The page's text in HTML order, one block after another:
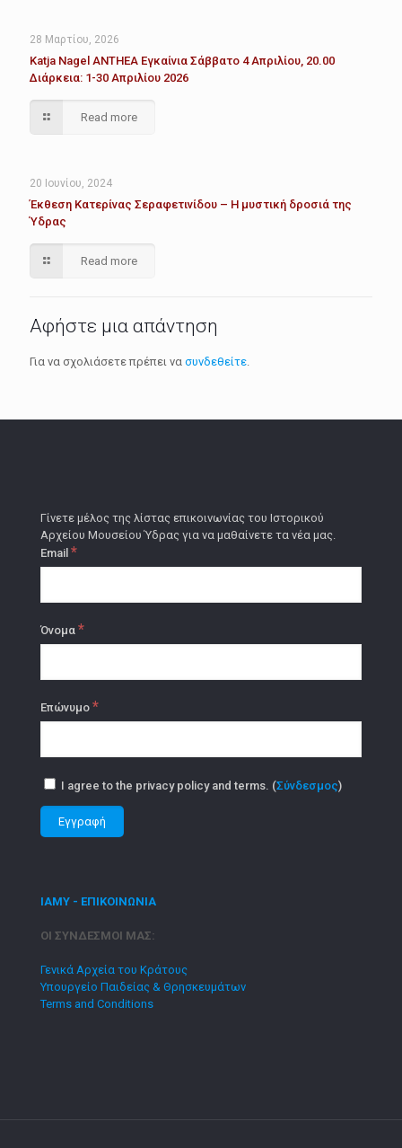
28 Μαρτίου, 2026
Katja Nagel ANTHEA Εγκαίνια Σάββατο 4 Απριλίου, 20.00
Διάρκεια: 1-30 Απριλίου 2026
Read more
20 Ιουνίου, 2024
Έκθεση Κατερίνας Σεραφετινίδου – Η μυστική δροσιά της
Ύδρας
Read more
Αφήστε μια απάντηση
Για να σχολιάσετε πρέπει να συνδεθείτε.
Γίνετε μέλος της λίστας επικοινωνίας του Ιστορικού
Αρχείου Μουσείου Ύδρας για να μαθαίνετε τα νέα μας.
Email *
Όνομα *
Επώνυμο *
I agree to the privacy policy and terms. (Σύνδεσμος)
ΙΑΜΥ - ΕΠΙΚΟΙΝΩΝΙΑ
ΟΙ ΣΥΝΔΕΣΜΟΙ ΜΑΣ:
Γενικά Αρχεία του Κράτους
Υπουργείο Παιδείας & Θρησκευμάτων
Terms and Conditions